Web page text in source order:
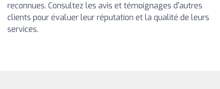
reconnues. Consultez les avis et témoignages d'autres
clients pour évaluer leur réputation et la qualité de leurs
services.